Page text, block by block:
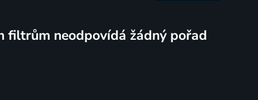
filtrům neodpovídá žádný pořad